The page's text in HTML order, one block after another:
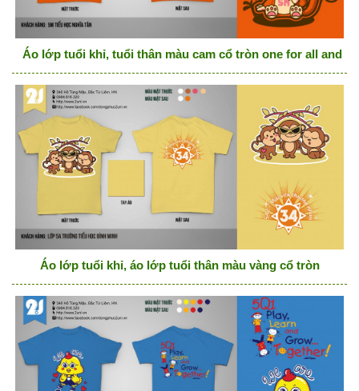
Áo lớp tuổi khỉ, tuổi thân màu cam cổ tròn one for all and
Áo lớp tuổi khỉ, áo lớp tuổi thân màu vàng cổ tròn